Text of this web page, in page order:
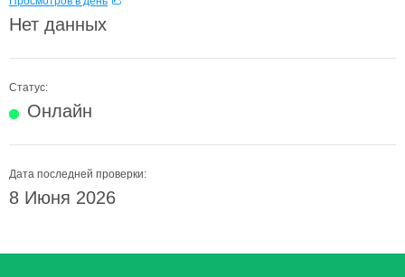
Нет данных
Статус:
Онлайн
Дата последней проверки:
8 Июня 2026